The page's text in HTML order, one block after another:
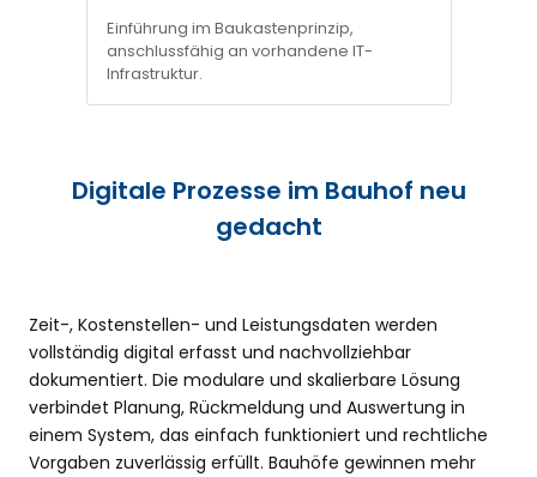
Einführung im Baukastenprinzip,
anschlussfähig an vorhandene IT-
Infrastruktur.
Digitale Prozesse im Bauhof neu
gedacht
Zeit-, Kostenstellen- und Leistungsdaten werden
vollständig digital erfasst und nachvollziehbar
dokumentiert. Die modulare und skalierbare Lösung
verbindet Planung, Rückmeldung und Auswertung in
einem System, das einfach funktioniert und rechtliche
Vorgaben zuverlässig erfüllt. Bauhöfe gewinnen mehr